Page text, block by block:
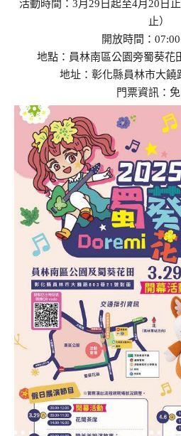
活動時間：3月29日起至4月20日
止）
開放時間：
地點：員林南區公園旁蜀葵花
地址：彰化縣員林市大饒
門票資訊：